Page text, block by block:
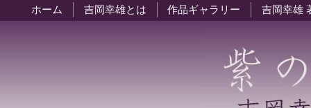
ホーム 吉岡幸雄とは 作品ギャラリー 吉岡幸雄